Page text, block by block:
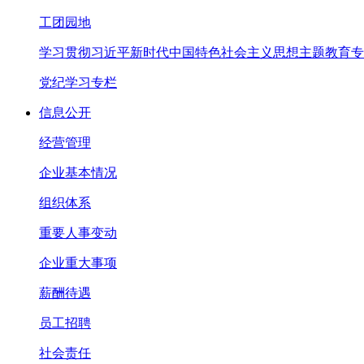
工团园地
学习贯彻习近平新时代中国特色社会主义思想主题教育
党纪学习专栏
信息公开
经营管理
企业基本情况
组织体系
重要人事变动
企业重大事项
薪酬待遇
员工招聘
社会责任